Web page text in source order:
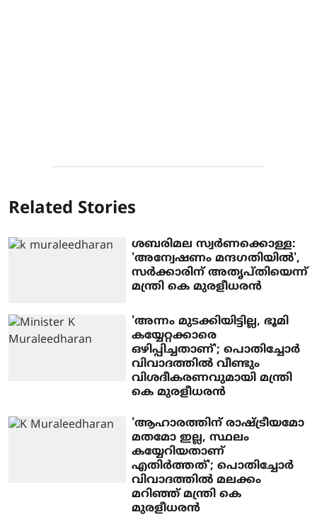
Related Stories
ശബരിമല സ്വര്‍ണക്കൊള്ള:
'അന്വേഷണം മന്ദഗതിയില്‍',
സര്‍ക്കാരിന് അതൃപ്തിയെന്ന്
മന്ത്രി കെ മുരളീധരന്‍
'അന്നം മുടക്കിയിട്ടില്ല, ഭൂമി
കയ്യേറ്റക്കാരെ
ഒഴിപ്പിച്ചതാണ്'; പൊതിച്ചോര്‍
വിവാദത്തില്‍ വീണ്ടും
വിശദീകരണവുമായി മന്ത്രി
കെ മുരളീധരന്‍
'ആഹാരത്തിന് രാഷ്ട്രീയമോ
മതമോ ഇല്ല, സ്ഥലം
കയ്യേറിയതാണ്
എതിര്‍ത്തത്'; പൊതിച്ചോര്‍
വിവാദത്തില്‍ മലക്കം
മറിഞ്ഞ് മന്ത്രി കെ
മുരളീധരന്‍